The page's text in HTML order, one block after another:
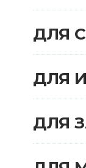
Цена
Цена
ДЛЯ
Цена
ДЛЯ
ДЛЯ